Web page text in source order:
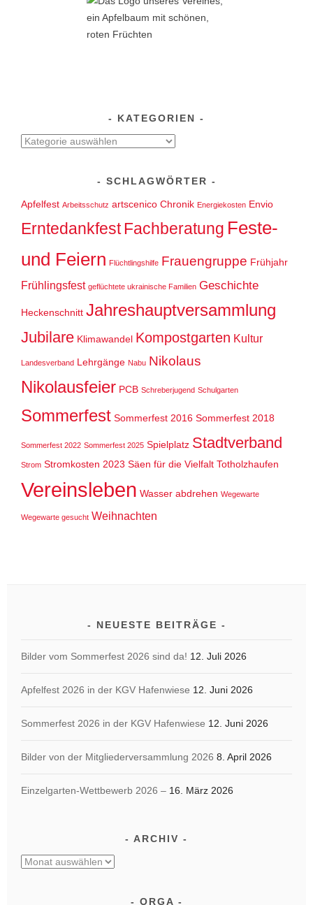
KATEGORIEN
Kategorien
SCHLAGWÖRTER
Apfelfest Arbeitsschutz artscenico Chronik Energiekosten Envio
ErntedankfestFachberatung Feste-
und Feiern Flüchtlingshilfe Frauengruppe Frühjahr
Frühlingsfest geflüchtete ukrainische Familien Geschichte
Heckenschnitt Jahreshauptversammlung
Jubilare Klimawandel Kompostgarten Kultur
Landesverband Lehrgänge Nabu Nikolaus
Nikolausfeier PCB Schreberjugend Schulgarten
Sommerfest Sommerfest 2016 Sommerfest 2018
Sommerfest 2022 Sommerfest 2025 Spielplatz Stadtverband
Strom Stromkosten 2023 Säen für die Vielfalt Totholzhaufen
Vereinsleben Wasser abdrehen Wegewarte
Wegewarte gesucht Weihnachten
NEUESTE BEITRÄGE
Bilder vom Sommerfest 2026 sind da! 12. Juli 2026
Apfelfest 2026 in der KGV Hafenwiese 12. Juni 2026
Sommerfest 2026 in der KGV Hafenwiese 12. Juni 2026
Bilder von der Mitgliederversammlung 2026 8. April 2026
Einzelgarten-Wettbewerb 2026 – 16. März 2026
ARCHIV
Archiv
ORGA